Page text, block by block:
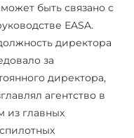
быть связано с
EASA.
директора
за
директора,
агентство в
из главных